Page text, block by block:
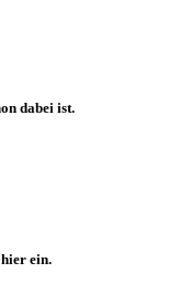
dabei ist.
ein.